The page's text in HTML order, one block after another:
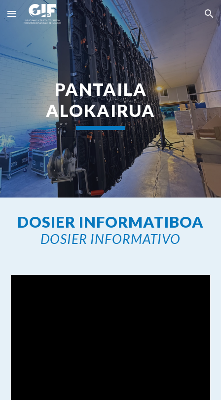
Skip to main content Skip to navigation
PANTAILA
ALOKAIRUA
DOSIER INFORMATIBOA
DOSIER INFORMATIVO